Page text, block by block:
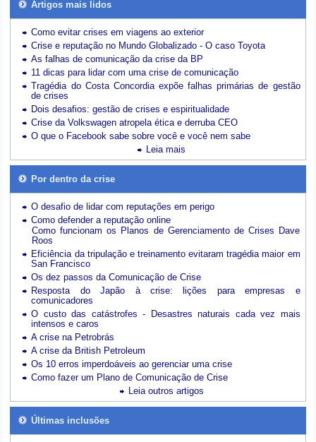
Artigos mais lidos
Como evitar crises em viagens ao exterior
Crise e reputação no Mundo Globalizado - O caso Toyota
As falhas de comunicação da crise da BP
11 dicas para lidar com uma crise de comunicação
Tragédia do Costa Concordia expõe falhas primárias de gestão
de crises
Dois desafios: gestão de crises e espiritualidade
Crise da Volkswagen atropela ética e derruba CEO
O que o Facebook sabe sobre você e você nem sabe
Leia mais
Por dentro da crise
O desafio de lidar com reputações em perigo
Como defender a reputação online
Como funcionam os Planos de Gerenciamento de Crises Dave
Roos
Eficiência da tripulação e treinamento evitaram tragédia maior em
San Francisco
Os dez passos da Comunicação de Crise
Resposta do Japão à crise: lições para empresas e
comunicadores
O custo das catástrofes -
Desastres naturais cada vez mais
intensos e caros
A crise na Petrobrás
A crise da British Petroleum
Os 10 erros imperdoáveis ao gerenciar uma crise
Como fazer um Plano de Comunicação de Crise
Leia outros artigos
Últimas inclusões